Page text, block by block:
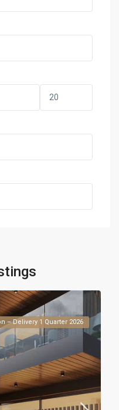
– Delivery 1 Quarter 2026